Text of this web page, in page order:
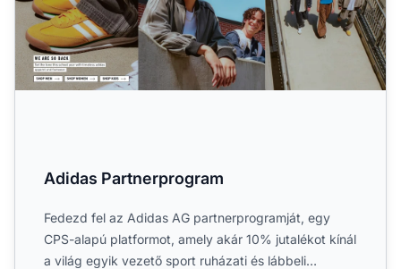
Adidas Partnerprogram
Fedezd fel az Adidas AG partnerprogramját, egy
CPS-alapú platformot, amely akár 10% jutalékot kínál
a világ egyik vezető sport ruházati és lábbeli